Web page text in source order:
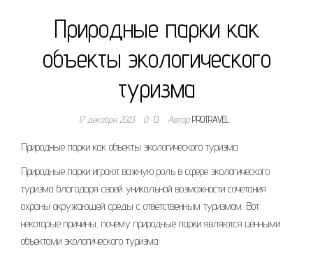
Природные парки как
объекты экологического
туризма
17 декабря 2023 0 АвторPROTRAVEL
Природные парки как объекты экологического туризма
Природные парки играют важную роль в сфере экологического
туризма благодаря своей уникальной возможности сочетания
охраны окружающей среды с ответственным туризмом. Вот
некоторые причины, почему природные парки являются ценными
объектами экологического туризма: